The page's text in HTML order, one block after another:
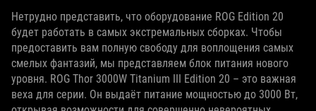
Нетрудно представить, что оборудование ROG Edition 20
будет работать в самых экстремальных сборках. Чтобы
предоставить вам полную свободу для воплощения самых
смелых фантазий, мы представляем блок питания нового
уровня. ROG Thor 3000W Titanium III Edition 20 – это важная
веха для серии. Он выдаёт питание мощностью до 3000 Вт,